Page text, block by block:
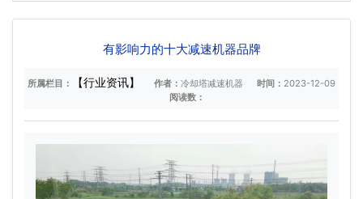
有影响力的十大减速机器品牌
所属栏目： 【行业资讯】 作者： 冷却塔减速机器 时间： 2023-12-09
阅读数：